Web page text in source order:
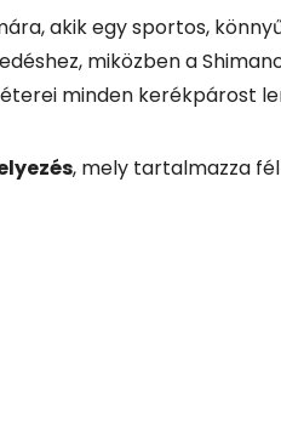
akik egy sportos,
miközben a
minden kerékpárost
, mely tartalmazza